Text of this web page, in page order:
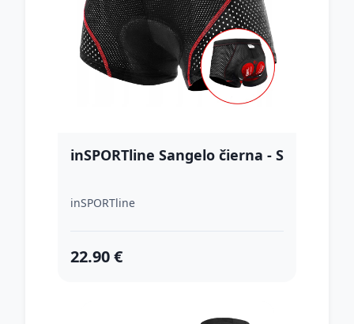
inSPORTline Sangelo čierna - S
inSPORTline
22.90 €